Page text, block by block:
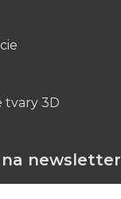
tvary 3D
newsletter